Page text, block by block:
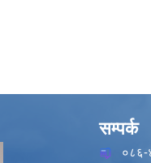
सम्पर्क
०८६-